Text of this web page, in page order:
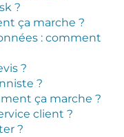
?
ça marche ?
: comment
?
?
ça marche ?
client ?
?